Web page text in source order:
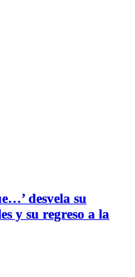
desvela su
y su regreso a la